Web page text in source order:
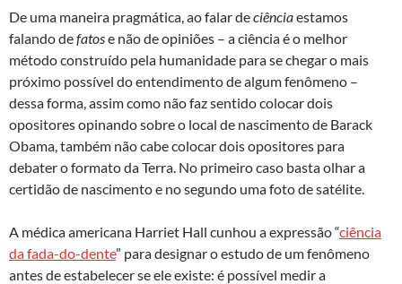
De uma maneira pragmática, ao falar deciênciaestamos
falando defatose não de opiniões – a ciência é o melhor
método construído pela humanidade para se chegar o mais
próximo possível do entendimento de algum fenômeno –
dessa forma, assim como não faz sentido colocar dois
opositores opinando sobre o local de nascimento de Barack
Obama, também não cabe colocar dois opositores para
debater o formato da Terra. No primeiro caso basta olhar a
certidão de nascimento e no segundo uma foto de satélite.
A médica americana Harriet Hall cunhou a expressão “ciência
da fada-do-dente” para designar o estudo de um fenômeno
antes de estabelecer se ele existe: é possível medir a